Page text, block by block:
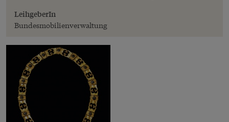
LeihgeberIn
Bundesmobilienverwaltung